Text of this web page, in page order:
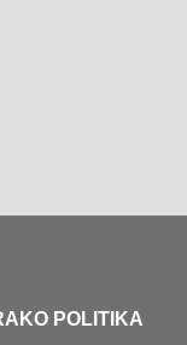
POLITIKA